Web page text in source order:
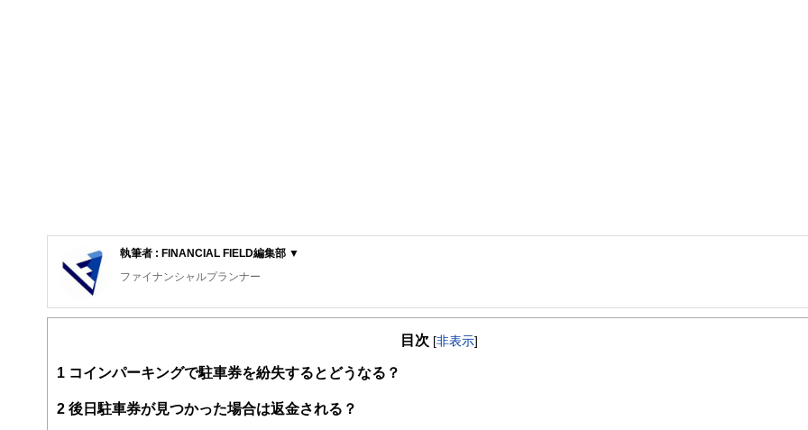
執筆者 : FINANCIAL FIELD編集部 ▼
ファイナンシャルプランナー
FinancialField編集部は、金融、経済に関する記事を、日々の暮らしにどのような影響を与えるかという視点で、お金の知識がない方でも理解
案から記事掲載まですべての工程に関わることで、読者目線のコンテンツを追求しています。
FinancialFieldの特徴は、ファイナンシャルプランナー、弁護士、税理士、宅地建物取引士、相続診断士、住宅ローンアドバイザー、DCプラン
ー、公認会計士、社会保険労務士、行政書士、投資アナリスト、キャリアコンサルタントなど150名以上の有資格者を執筆者・監修者として迎
目次 [非表示]
1 コインパーキングで駐車券を紛失するとどうなる？
2 後日駐車券が見つかった場合は返金される？